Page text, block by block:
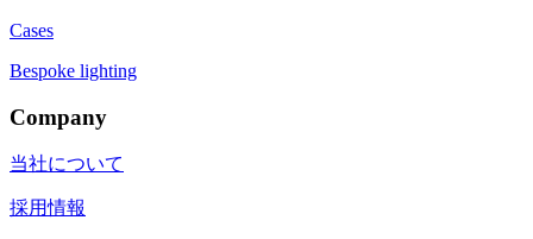
Cases
Bespoke lighting
Company
当社について
採用情報